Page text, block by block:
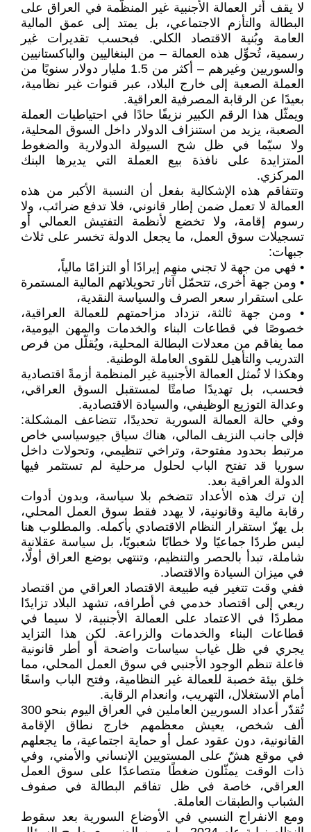
لا يقف أثر العمالة الأجنبية غير المنظَّمة في العراق على
البطالة والتأزم الاجتماعي، بل يمتد إلى عمق المالية
العامة وبُنية الاقتصاد الكلي. فبحسب تقديرات غير
رسمية، تُحوِّل هذه العمالة – من البنغاليين والباكستانيين
والسوريين وغيرهم – أكثر من 1.5 مليار دولار سنويًا من
العملة الصعبة إلى خارج البلاد، عبر قنوات غير نظامية،
بعيدًا عن الرقابة المصرفية العراقية.
ويمثّل هذا الرقم الكبير نزيفًا حادًا في احتياطيات العملة
الصعبة، يزيد من استنزاف الدولار داخل السوق المحلية،
ولا سيّما في ظل شح السيولة الدولارية والضغوط
المتزايدة على نافذة بيع العملة التي يديرها البنك
المركزي.
وتتفاقم هذه الإشكالية بفعل أن النسبة الأكبر من هذه
العمالة لا تعمل ضمن إطار قانوني، فلا تدفع ضرائب، ولا
رسوم إقامة، ولا تخضع لأنظمة التفتيش العمالي أو
تسجيلات سوق العمل، ما يجعل الدولة تخسر على ثلاث
جبهات:
• فهي من جهة لا تجني منهم إيرادًا أو التزامًا مالياً،
• ومن جهة أخرى، تتحمّل آثار تحويلاتهم المالية المستمرة
على استقرار سعر الصرف والسياسة النقدية،
• ومن جهة ثالثة، تزداد مزاحمتهم للعمالة العراقية،
خصوصًا في قطاعات البناء والخدمات والمهن اليومية،
مما يفاقم من معدلات البطالة المحلية، ويُقلّل من فرص
التدريب والتأهيل للقوى العاملة الوطنية.
وهكذا لا تُمثل العمالة الأجنبية غير المنظمة أزمةً اقتصادية
فحسب، بل تهديدًا صامتًا لمستقبل السوق العراقي،
وعدالة التوزيع الوظيفي، والسيادة الاقتصادية.
وفي حالة العمالة السورية تحديدًا، تتضاعف المشكلة:
فإلى جانب النزيف المالي، هناك سياق جيوسياسي خاص
مرتبط بحدود مفتوحة، وتراخي تنظيمي، وتحولات داخل
سوريا قد تفتح الباب لحلول مرحلية لم تستثمر فيها
الدولة العراقية بعد.
إن ترك هذه الأعداد تتضخم بلا سياسة، وبدون أدوات
رقابة مالية وقانونية، لا يهدد فقط سوق العمل المحلي،
بل يهزّ استقرار النظام الاقتصادي بأكمله. والمطلوب هنا
ليس طردًا جماعيًا ولا خطابًا شعبويًا، بل سياسة عقلانية
شاملة، تبدأ بالحصر والتنظيم، وتنتهي بوضع العراق أولًا،
في ميزان السيادة والاقتصاد.
ففي وقت تتغير فيه طبيعة الاقتصاد العراقي من اقتصاد
ريعي إلى اقتصاد خدمي في أطرافه، تشهد البلاد تزايدًا
مطردًا في الاعتماد على العمالة الأجنبية، لا سيما في
قطاعات البناء والخدمات والزراعة. لكن هذا التزايد
يجري في ظل غياب سياسات واضحة أو أطر قانونية
فاعلة تنظم الوجود الأجنبي في سوق العمل المحلي، مما
خلق بيئة خصبة للعمالة غير النظامية، وفتح الباب واسعًا
أمام الاستغلال، التهريب، وانعدام الرقابة.
تُقدّر أعداد السوريين العاملين في العراق اليوم بنحو 300
ألف شخص، يعيش معظمهم خارج نطاق الإقامة
القانونية، دون عقود عمل أو حماية اجتماعية، ما يجعلهم
في موقع هشّ على المستويين الإنساني والأمني، وفي
ذات الوقت يمثّلون ضغطًا متصاعدًا على سوق العمل
العراقي، خاصة في ظل تفاقم البطالة في صفوف
الشباب والطبقات العاملة.
ومع الانفراج النسبي في الأوضاع السورية بعد سقوط